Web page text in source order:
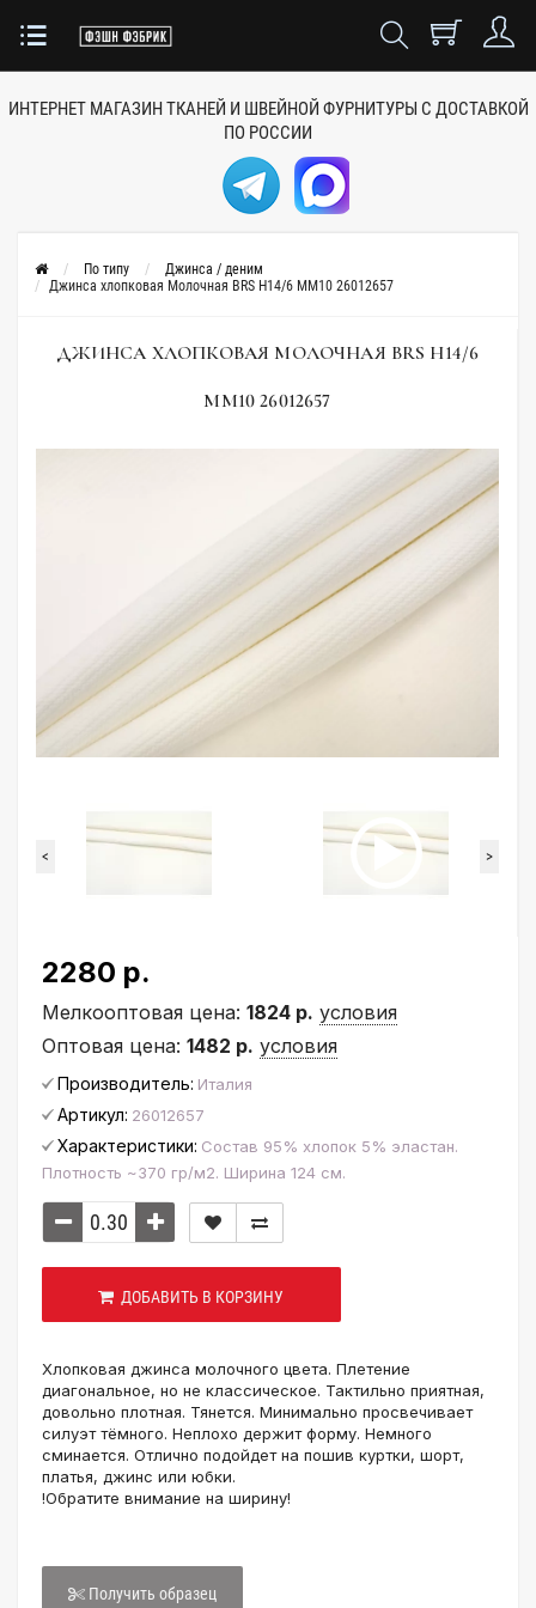
ИНТЕРНЕТ МАГАЗИН ТКАНЕЙ И ШВЕЙНОЙ ФУРНИТУРЫ С ДОСТАВКОЙ
ПО РОССИИ
По типу
Джинса / деним
Джинса хлопковая Молочная BRS H14/6 MM10 26012657
ДЖИНСА ХЛОПКОВАЯ МОЛОЧНАЯ BRS H14/6
MM10 26012657
< >
2280 р.
Мелкооптовая цена: 1824 р. условия
Оптовая цена: 1482 р. условия
Производитель: Италия
Артикул: 26012657
Характеристики: Состав 95% хлопок 5% эластан.
Плотность ~370 гр/м2. Ширина 124 см.
ДОБАВИТЬ В КОРЗИНУ
Хлопковая джинса молочного цвета. Плетение
диагональное, но не классическое. Тактильно приятная,
довольно плотная. Тянется. Минимально просвечивает
силуэт тёмного. Неплохо держит форму. Немного
сминается. Отлично подойдет на пошив куртки, шорт,
платья, джинс или юбки.
!Обратите внимание на ширину!
Получить образец